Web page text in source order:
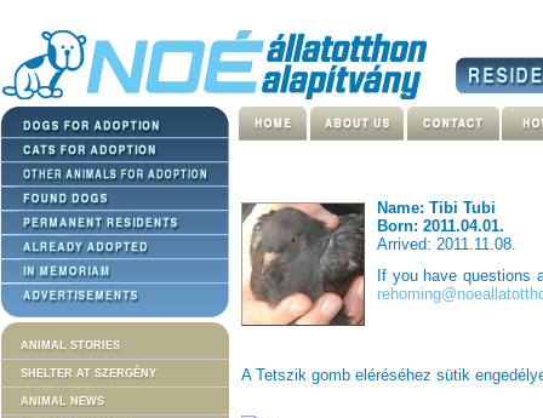
ANIMAL STORIES
SHELTER AT SZERGÉNY
ANIMAL NEWS
Name: Tibi Tubi
Born: 2011.04.01.
Arrived: 2011.11.08.
If you have questions
A Tetszik gomb eléréséhez sütik